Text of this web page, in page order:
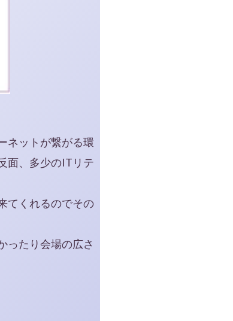
ネットが繋がる環
面、多少のITリテ
てくれるのでその
ったり会場の広さ